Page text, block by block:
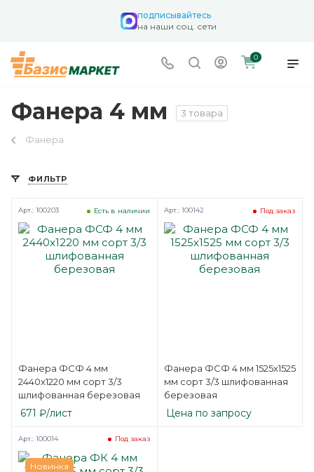
подписывайтесь
на наши соц. сети
0
Фанера 4 мм 3 товара
Фанера
ФИЛЬТР
Фанера ФСФ 4 мм
2440х1220 мм сорт 3/3
шлифованная березовая
Есть в наличии
Арт.: 100203
671 ₽/лист
Фанера ФСФ 4 мм 1525х1525
мм сорт 3/3 шлифованная
березовая
Под заказ
Арт.: 100142
Цена по запросу
Новинка
Под заказ
Арт.: 100014